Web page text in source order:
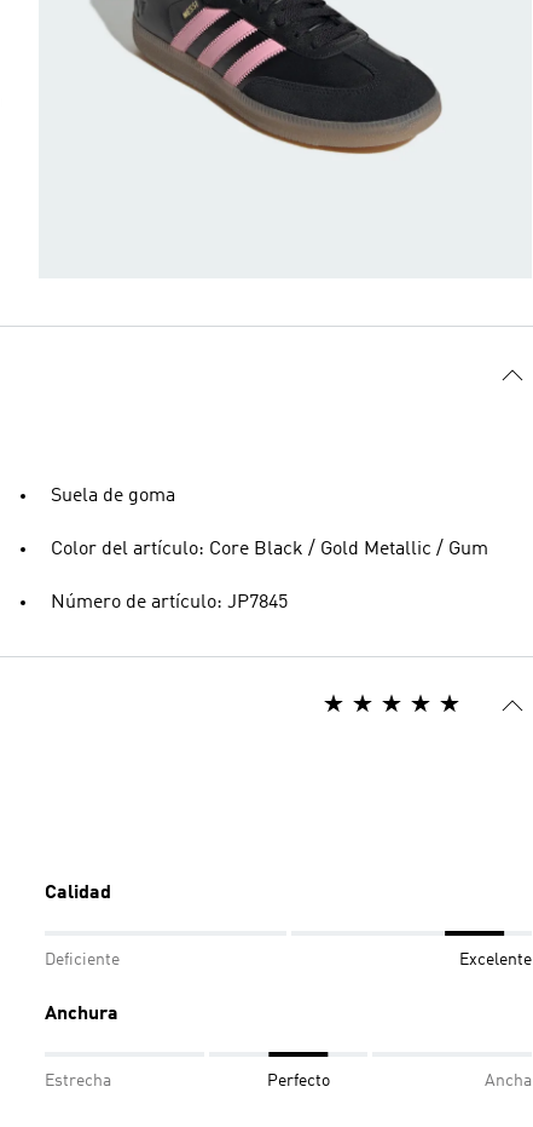
Suela de goma
Color del artículo: Core Black / Gold Metallic / Gum
Número de artículo: JP7845
Calidad
Deficiente Excelente
Anchura
Estrecha Perfecto Ancha